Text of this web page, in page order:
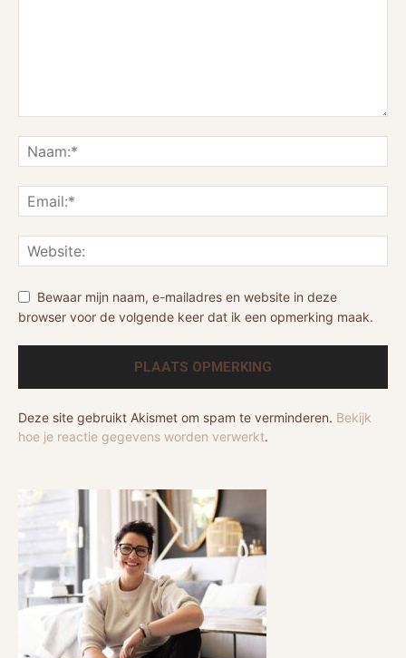
Bewaar mijn naam, e-mailadres en website in deze
browser voor de volgende keer dat ik een opmerking maak.
Deze site gebruikt Akismet om spam te verminderen. Bekijk
hoe je reactie gegevens worden verwerkt.